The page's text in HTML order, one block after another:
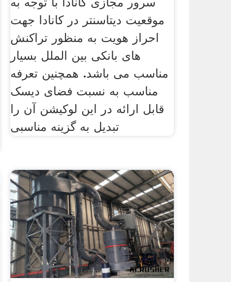
موقعیت دیتاسنتر در کانادا جهت
احراز هویت به منظور تراکنش
های بانکی بین الملل بسیار
مناسب می باشد. همچنین تعرفه
مناسب به نسبت فضای دیسک
قابل ارائه در این لوکیشن آن را
تبدیل به گزینه مناسبی